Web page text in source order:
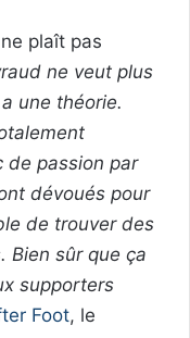
plaît pas
ne veut plus
une théorie.
de passion par
dévoués pour
de trouver des
Bien sûr que ça
supporters
Foot, le